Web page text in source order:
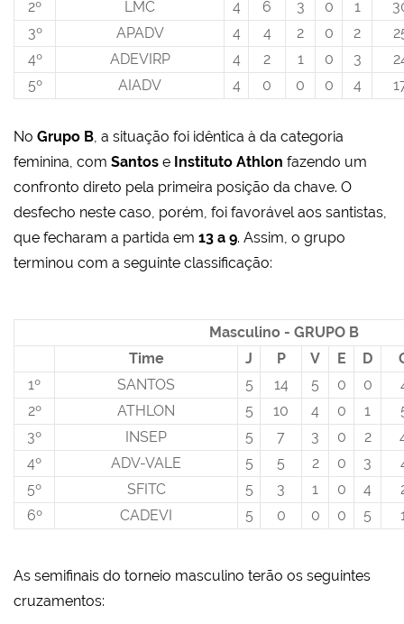
2º LMC 4 6 3 0 1
3º
APADV 4 4 2 0 2
4º
ADEVIRP 4 2 1 0 3
5º
AIADV 4 0 0 0 4
No Grupo B , a situação foi idêntica à da categoria
feminina, com Santos e Instituto Athlon fazendo um
confronto direto pela primeira posição da chave. O
desfecho neste caso, porém, foi favorável aos santistas,
que fecharam a partida em 13 a 9. Assim, o grupo
terminou com a seguinte classificação:
Masculino - GRUPO B
Time
J P V E D
1º
SANTOS 5 14 5 0 0
2º
ATHLON 5 10 4 0 1
3º
INSEP 5 7 3 0 2
4º
ADV-VALE 5 5 2 0 3
5º
SFITC 5 3 1 0 4
6º
CADEVI 5 0 0 0 5
As semifinais do torneio masculino terão os seguintes
cruzamentos: